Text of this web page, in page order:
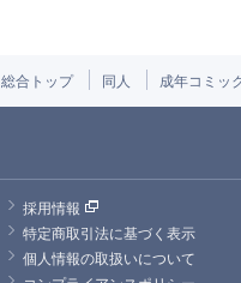
総合トップ 同人 成年コミッ
採用情報
特定商取引法に基づく表示
個人情報の取扱いについて